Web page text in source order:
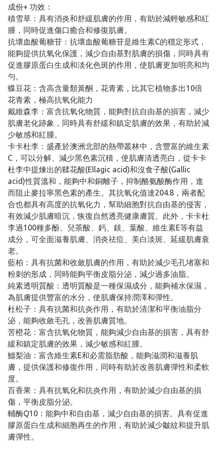
成份+ 功效：
積雪草：具有消炎和舒緩肌膚的作用，有助於減輕敏感和紅
腫，同時促進傷口癒合和修復肌膚。
抗壞血酸葡糖苷：抗壞血酸葡糖苷是維生素C的穩定形式，
能夠提供抗氧化保護，減少自由基對肌膚的損傷，同時具有
促進膠原蛋白生成和淡化色斑的作用，使肌膚更加明亮和均
勻。
蝶豆花：含高含量類黃酮，花青素，比其它植物多出10倍
花青素，極高抗氧化能力
戴維森李：富含抗氧化物質，能夠對抗自由基的損害，減少
肌膚老化跡象，同時具有舒緩和鎮定肌膚的效果，有助於減
少敏感和紅腫。
卡卡杜李：盛產於澳洲北部的熱帶叢林中，含豐富的維生素
C，可以分解、減少黑色素沉積，使肌膚清透亮白，從卡卡
杜李中提煉出的鞣花酸(Ellagic acid)和沒食子酸(Gallic
acid)性質溫和，能夠中和銅離子，抑制酪氨酸酶作用，進
而阻止麥拉寧黑色素的產生。其抗氧化值達204.8，兩者配
合也都具有高度的抗氧化力，幫助細胞對抗自由基的侵害，
有效減少肌膚暗沉，恢復自然透亮健康膚質。此外，卡卡杜
李過100種多酚、兒茶酸、鈣、鎂、葉酸、維生素E等有益
成分，可全面滋養肌膚、消炎祛痘、美白淡斑、延緩肌膚衰
老。
藍柏：具有抗菌和收斂肌膚的作用，有助於減少毛孔堵塞和
粉刺的形成，同時能夠平衡皮脂分泌，減少過多油脂。
純素透明質酸：透明質酸是一種保濕成分，能夠補水保濕，
為肌膚提供豐富的水分，使肌膚保持潤澤和彈性。
杜松子：具有抗菌和抗炎作用，有助於清潔和平衡油脂分
泌，能夠收斂毛孔，改善肌膚質地。
苦橙花：富含抗氧化物質，能夠減少自由基的損害，具有舒
緩和鎮定肌膚的效果，減少敏感和紅腫。
鱷梨油：富含維生素E和必需脂肪酸，能夠滋潤和滋養肌
膚，提供保護和修復作用，同時有助於改善肌膚彈性和柔軟
度。
百香果：具有抗氧化和抗炎作用，有助於減少自由基的損
傷，平衡皮脂分泌。
輔酶Q10：能夠中和自由基，減少自由基的損害。具有促進
膠原蛋白生成和細胞再生的作用，有助於減少皺紋和提升肌
膚彈性。